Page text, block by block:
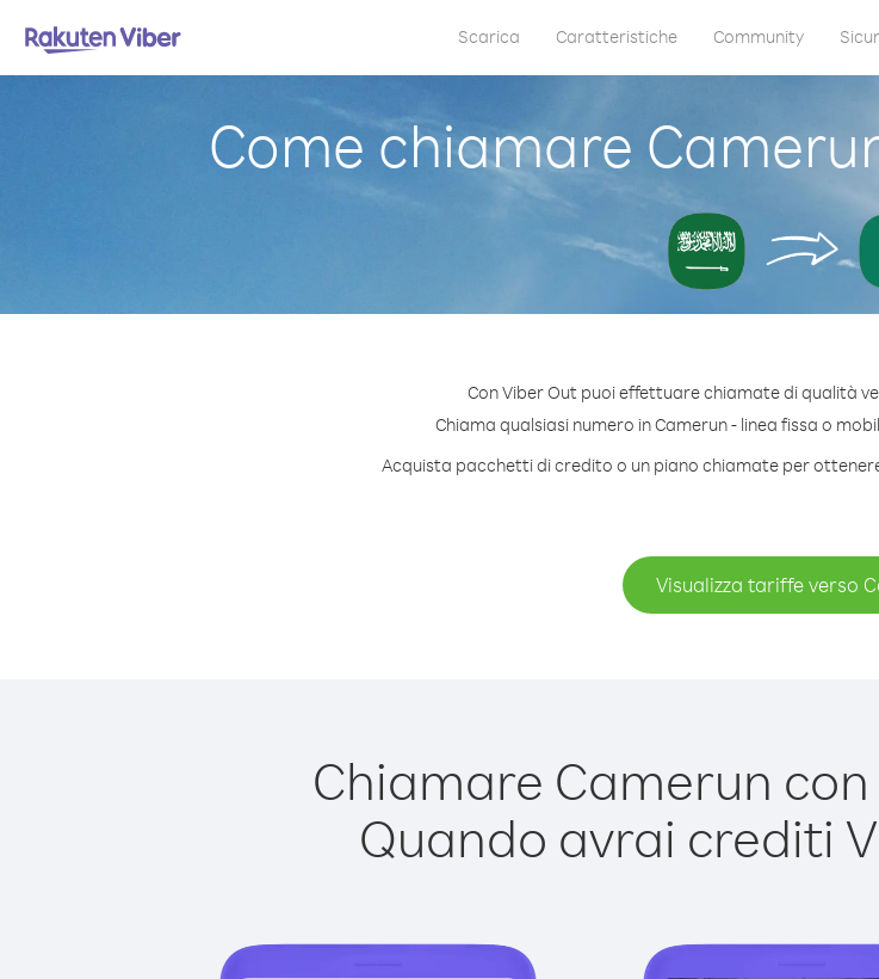
Scarica Caratteristiche Community
Come chiamare
Con Viber Out puoi effettuare chiamate di qualità
Chiama qualsiasi numero in Camerun - linea fissa o
Acquista pacchetti di credito o un piano chiamate per
Visualizza tariffe verso
Chiamare Camerun
Quando avrai crediti